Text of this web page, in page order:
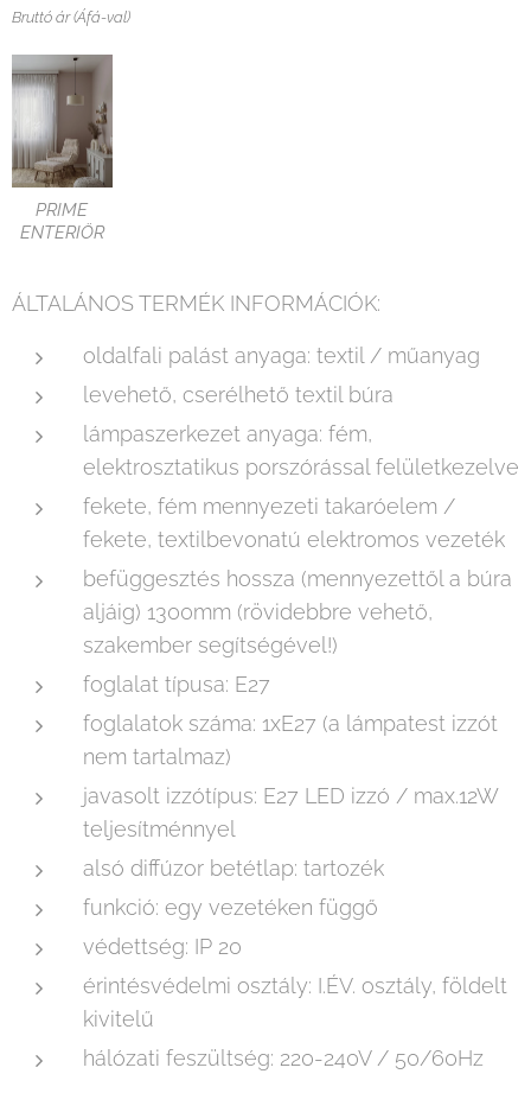
Bruttó ár (Áfá-val)
PRIME
ENTERIÖR
ÁLTALÁNOS TERMÉK INFORMÁCIÓK:
oldalfali palást anyaga: textil / műanyag
levehető, cserélhető textil búra
lámpaszerkezet anyaga: fém,
elektrosztatikus porszórással felületkezelve
fekete, fém mennyezeti takaróelem /
fekete, textilbevonatú elektromos vezeték
befüggesztés hossza (mennyezettől a búra
aljáig) 1300mm (rövidebbre vehető,
szakember segítségével!)
foglalat típusa: E27
foglalatok száma: 1xE27 (a lámpatest izzót
nem tartalmaz)
javasolt izzótípus: E27 LED izzó / max.12W
teljesítménnyel
alsó diffúzor betétlap: tartozék
funkció: egy vezetéken függő
védettség: IP 20
érintésvédelmi osztály: I.ÉV. osztály, földelt
kivitelű
hálózati feszültség: 220-240V / 50/60Hz